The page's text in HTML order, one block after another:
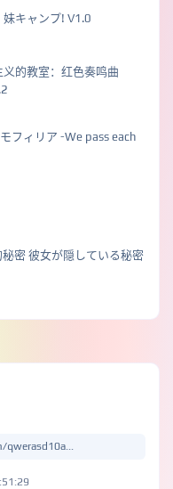
妹キャンプ! V1.0
的教室：红色奏鸣曲
フィリア -We pass each
秘密 彼女が隠している秘密
qwerasd10a...